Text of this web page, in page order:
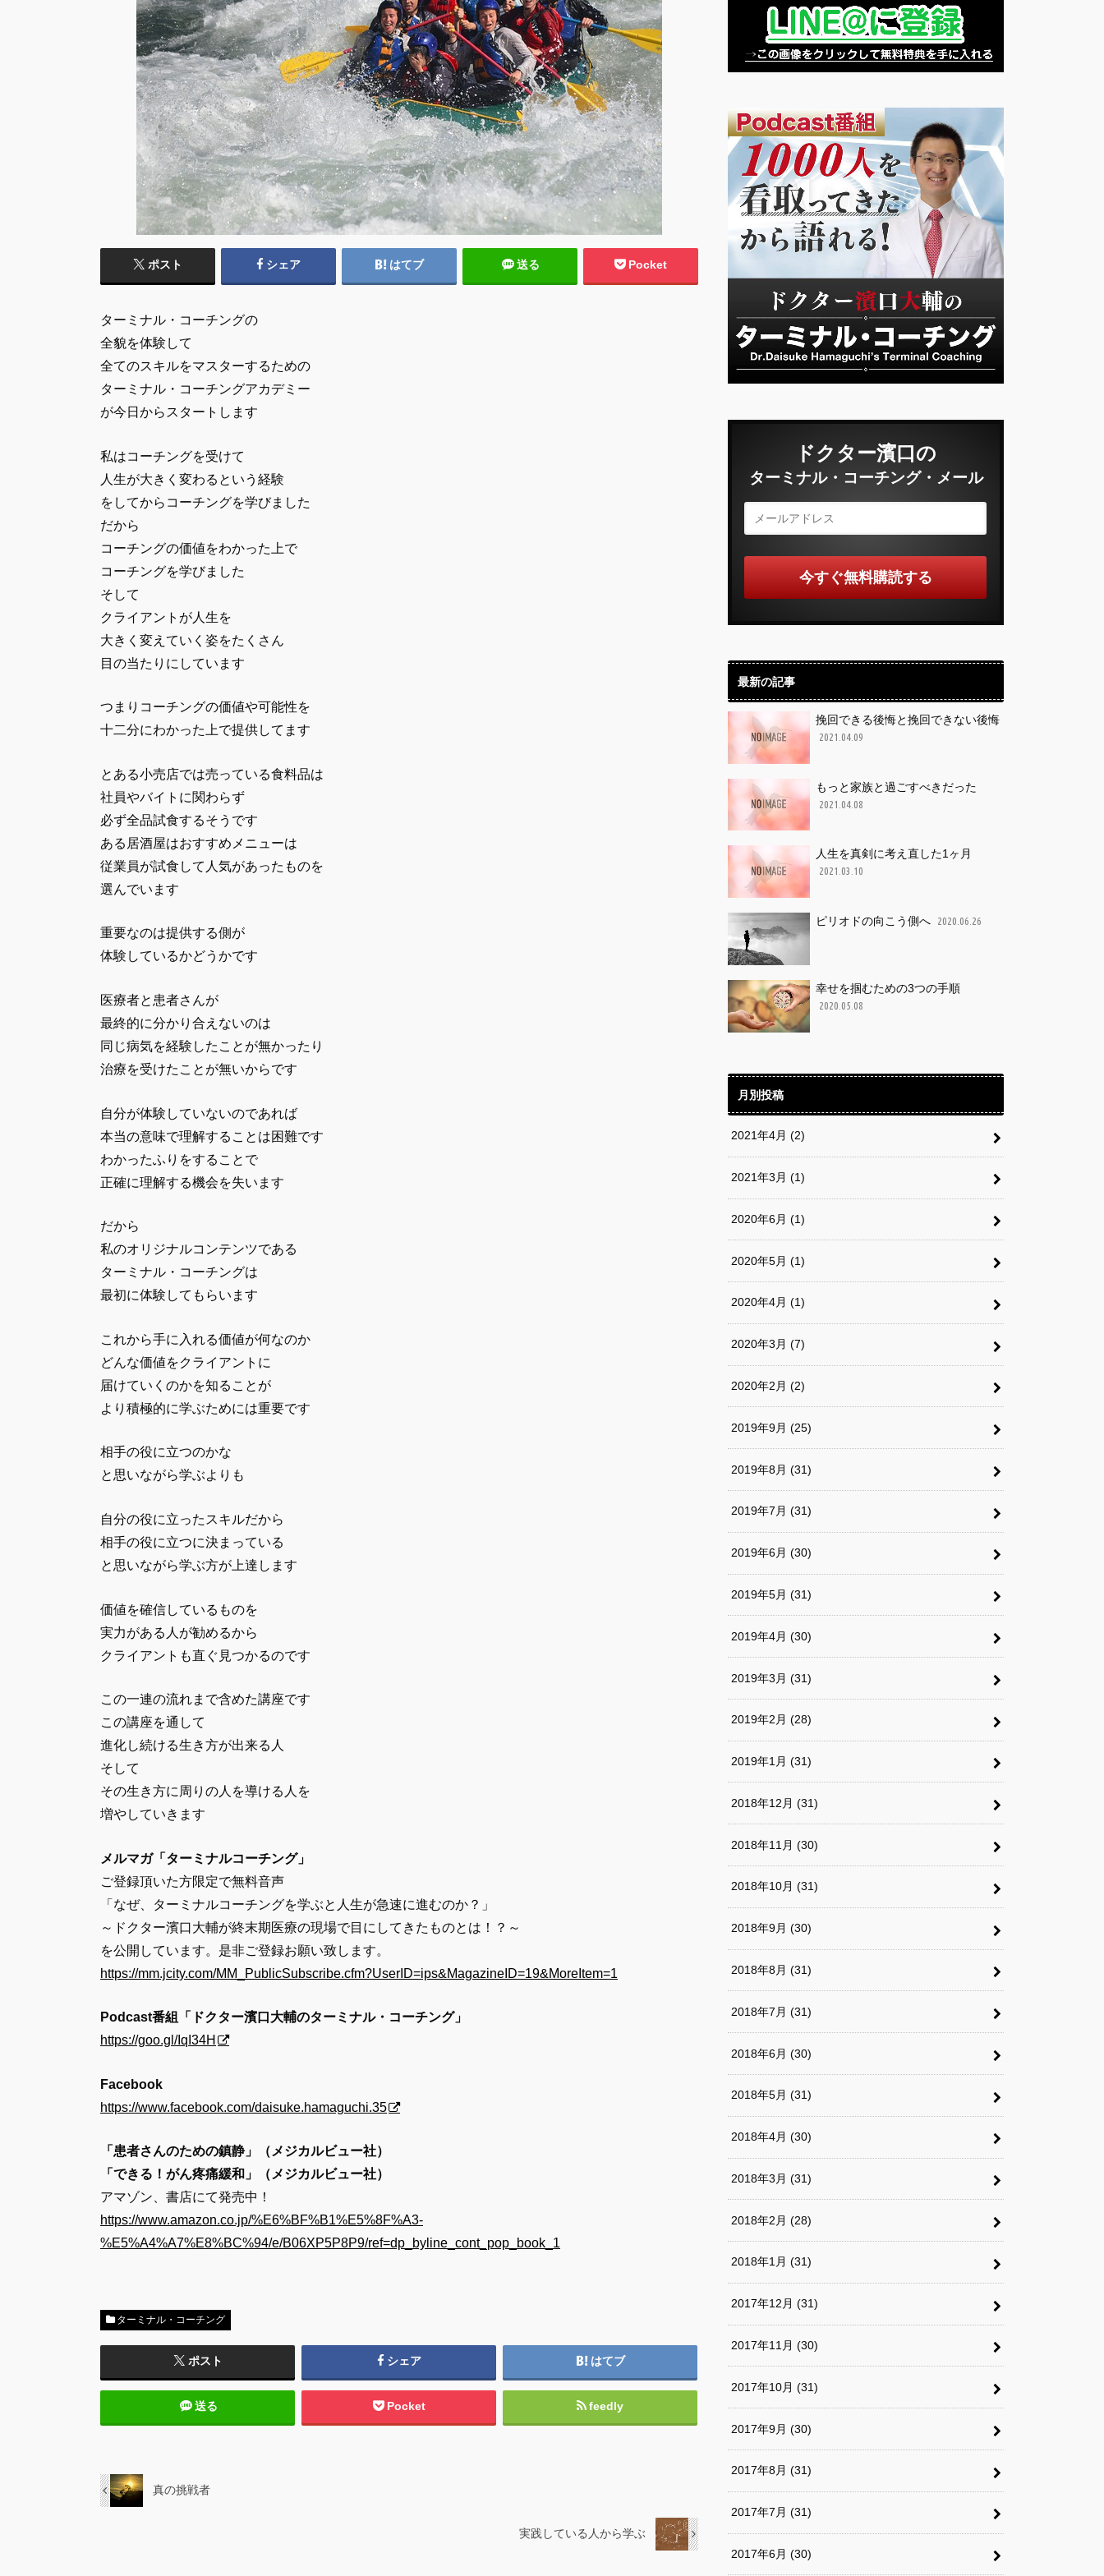
ポスト シェア はてブ 送る Pocket
ターミナル・コーチングの
全貌を体験して
全てのスキルをマスターするための
ターミナル・コーチングアカデミー
が今日からスタートします
私はコーチングを受けて
人生が大きく変わるという経験
をしてからコーチングを学びました
だから
コーチングの価値をわかった上で
コーチングを学びました
そして
クライアントが人生を
大きく変えていく姿をたくさん
目の当たりにしています
つまりコーチングの価値や可能性を
十二分にわかった上で提供してます
とある小売店では売っている食料品は
社員やバイトに関わらず
必ず全品試食するそうです
ある居酒屋はおすすめメニューは
従業員が試食して人気があったものを
選んでいます
重要なのは提供する側が
体験しているかどうかです
医療者と患者さんが
最終的に分かり合えないのは
同じ病気を経験したことが無かったり
治療を受けたことが無いからです
自分が体験していないのであれば
本当の意味で理解することは困難です
わかったふりをすることで
正確に理解する機会を失います
だから
私のオリジナルコンテンツである
ターミナル・コーチングは
最初に体験してもらいます
これから手に入れる価値が何なのか
どんな価値をクライアントに
届けていくのかを知ることが
より積極的に学ぶためには重要です
相手の役に立つのかな
と思いながら学ぶよりも
自分の役に立ったスキルだから
相手の役に立つに決まっている
と思いながら学ぶ方が上達します
価値を確信しているものを
実力がある人が勧めるから
クライアントも直ぐ見つかるのです
この一連の流れまで含めた講座です
この講座を通して
進化し続ける生き方が出来る人
そして
その生き方に周りの人を導ける人を
増やしていきます
メルマガ「ターミナルコーチング」
ご登録頂いた方限定で無料音声
「なぜ、ターミナルコーチングを学ぶと人生が急速に進むのか？」
～ドクター濱口大輔が終末期医療の現場で目にしてきたものとは！？～
を公開しています。是非ご登録お願い致します。
https://mm.jcity.com/MM_PublicSubscribe.cfm?UserID=ips&MagazineID=19&MoreItem=1
Podcast番組「ドクター濱口大輔のターミナル・コーチング」
https://goo.gl/IqI34H
Facebook
https://www.facebook.com/daisuke.hamaguchi.35
「患者さんのための鎮静」（メジカルビュー社）
「できる！がん疼痛緩和」（メジカルビュー社）
アマゾン、書店にて発売中！
https://www.amazon.co.jp/%E6%BF%B1%E5%8F%A3-
%E5%A4%A7%E8%BC%94/e/B06XP5P8P9/ref=dp_byline_cont_pop_book_1
ターミナル・コーチング
ポスト シェア はてブ
送る Pocket feedly
真の挑戦者
実践している人から学ぶ
ドクター濱口の
ターミナル・コーチング・メール
最新の記事
挽回できる後悔と挽回できない後悔
2021.04.09
もっと家族と過ごすべきだった
2021.04.08
人生を真剣に考え直した1ヶ月
2021.03.10
ピリオドの向こう側へ 2020.06.26
幸せを掴むための3つの手順
2020.05.08
月別投稿
2021年4月 (2)
2021年3月 (1)
2020年6月 (1)
2020年5月 (1)
2020年4月 (1)
2020年3月 (7)
2020年2月 (2)
2019年9月 (25)
2019年8月 (31)
2019年7月 (31)
2019年6月 (30)
2019年5月 (31)
2019年4月 (30)
2019年3月 (31)
2019年2月 (28)
2019年1月 (31)
2018年12月 (31)
2018年11月 (30)
2018年10月 (31)
2018年9月 (30)
2018年8月 (31)
2018年7月 (31)
2018年6月 (30)
2018年5月 (31)
2018年4月 (30)
2018年3月 (31)
2018年2月 (28)
2018年1月 (31)
2017年12月 (31)
2017年11月 (30)
2017年10月 (31)
2017年9月 (30)
2017年8月 (31)
2017年7月 (31)
2017年6月 (30)